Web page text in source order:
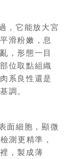
，它能放大宮
滑粉嫩，息
，形態一目
位取點組織
系良性還是
調。
面細胞，顯微
測更精準，
，製成薄